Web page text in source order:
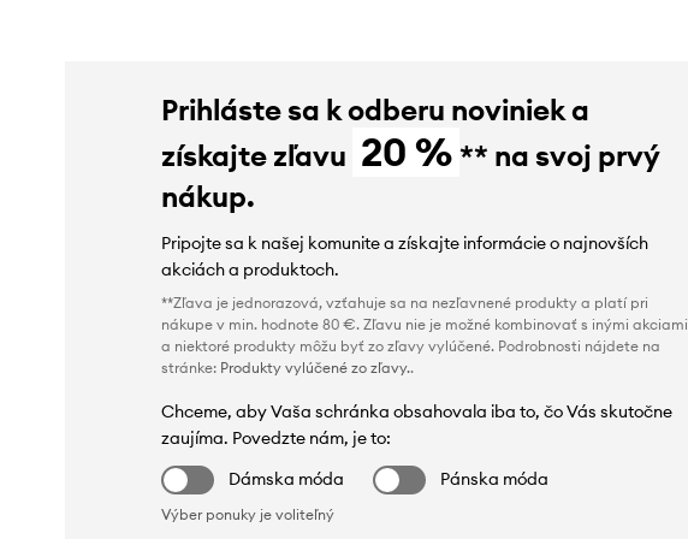
Prihláste sa k odberu noviniek a
získajte zľavu 20 % ** na svoj prvý
nákup.
Pripojte sa k našej komunite a získajte informácie o najnovších
akciách a produktoch.
**Zľava je jednorazová, vzťahuje sa na nezľavnené produkty a platí pri
nákupe v min. hodnote 80 €. Zľavu nie je možné kombinovať s inými akciami
a niektoré produkty môžu byť zo zľavy vylúčené. Podrobnosti nájdete na
stránke: Produkty vylúčené zo zľavy..
Chceme, aby Vaša schránka obsahovala iba to, čo Vás skutočne
zaujíma. Povedzte nám, je to:
Dámska móda
Pánska móda
Výber ponuky je voliteľný